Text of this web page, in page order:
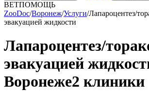
ВЕТПОМОЩЬ
ZooDoc/Воронеж/Услуги/Лапароцентез/
эвакуацией жидкости
Лапароцентез/
эвакуацией
Воронеже2 клиники